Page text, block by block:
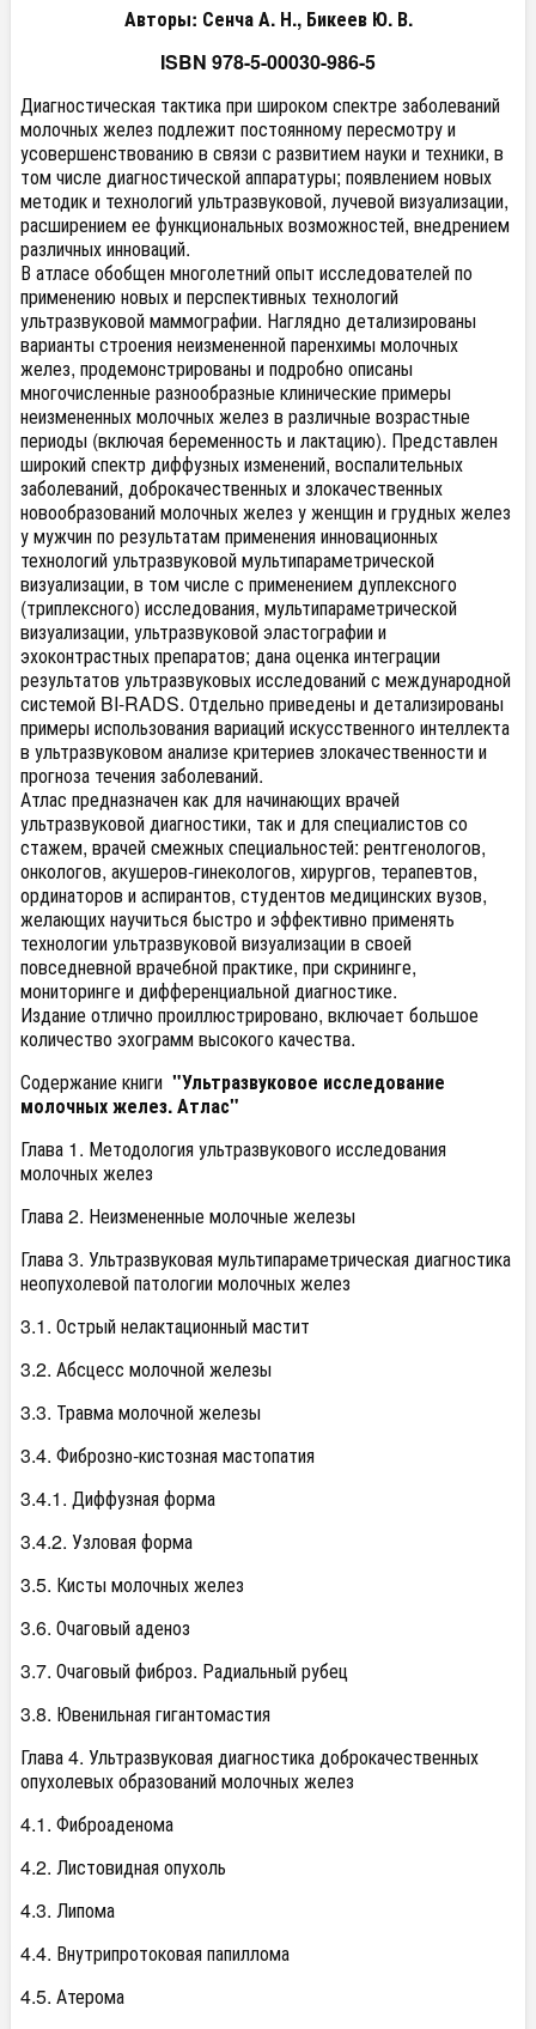
Авторы: Сенча А. Н., Бикеев Ю. В.
ISBN 978-5-00030-986-5
Диагностическая тактика при широком спектре заболеваний
молочных желез подлежит постоянному пересмотру и
усовершенствованию в связи с развитием науки и техники, в
том числе диагностической аппаратуры; появлением новых
методик и технологий ультразвуковой, лучевой визуализации,
расширением ее функциональных возможностей, внедрением
различных инноваций.
В атласе обобщен многолетний опыт исследователей по
применению новых и перспективных технологий
ультразвуковой маммографии. Наглядно детализированы
варианты строения неизмененной паренхимы молочных
желез, продемонстрированы и подробно описаны
многочисленные разнообразные клинические примеры
неизмененных молочных желез в различные возрастные
периоды (включая беременность и лактацию). Представлен
широкий спектр диффузных изменений, воспалительных
заболеваний, доброкачественных и злокачественных
новообразований молочных желез у женщин и грудных желез
у мужчин по результатам применения инновационных
технологий ультразвуковой мультипараметрической
визуализации, в том числе с применением дуплексного
(триплексного) исследования, мультипараметрической
визуализации, ультразвуковой эластографии и
эхоконтрастных препаратов; дана оценка интеграции
результатов ультразвуковых исследований с международной
системой BI-RADS. Отдельно приведены и детализированы
примеры использования вариаций искусственного интеллекта
в ультразвуковом анализе критериев злокачественности и
прогноза течения заболеваний.
Атлас предназначен как для начинающих врачей
ультразвуковой диагностики, так и для специалистов со
стажем, врачей смежных специальностей: рентгенологов,
онкологов, акушеров-гинекологов, хирургов, терапевтов,
ординаторов и аспирантов, студентов медицинских вузов,
желающих научиться быстро и эффективно применять
технологии ультразвуковой визуализации в своей
повседневной врачебной практике, при скрининге,
мониторинге и дифференциальной диагностике.
Издание отлично проиллюстрировано, включает большое
количество эхограмм высокого качества.
Содержание книги "Ультразвуковое исследование
молочных желез. Атлас"
Глава 1. Методология ультразвукового исследования
молочных желез
Глава 2. Неизмененные молочные железы
Глава 3. Ультразвуковая мультипараметрическая диагностика
неопухолевой патологии молочных желез
3.1. Острый нелактационный мастит
3.2. Абсцесс молочной железы
3.3. Травма молочной железы
3.4. Фиброзно-кистозная мастопатия
3.4.1. Диффузная форма
3.4.2. Узловая форма
3.5. Кисты молочных желез
3.6. Очаговый аденоз
3.7. Очаговый фиброз. Радиальный рубец
3.8. Ювенильная гигантомастия
Глава 4. Ультразвуковая диагностика доброкачественных
опухолевых образований молочных желез
4.1. Фиброаденома
4.2. Листовидная опухоль
4.3. Липома
4.4. Внутрипротоковая папиллома
4.5. Атерома